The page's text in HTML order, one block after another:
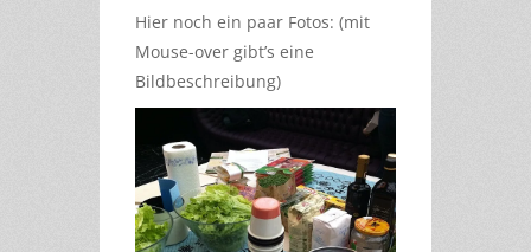
Hier noch ein paar Fotos: (mit
Mouse-over gibt’s eine
Bildbeschreibung)